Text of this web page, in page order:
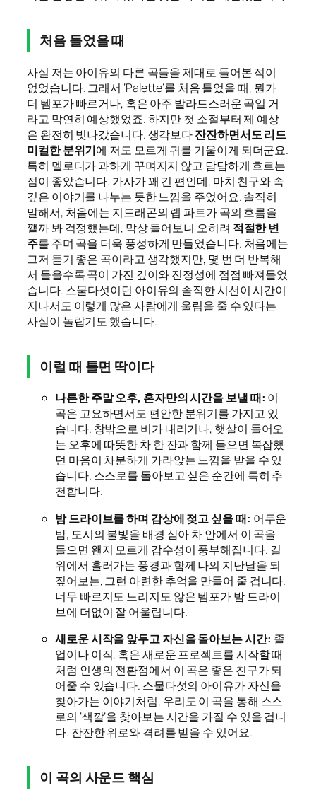
처음 들었을 때
사실 저는 아이유의 다른 곡들을 제대로 들어본 적이
없었습니다. 그래서 ‘Palette’를 처음 틀었을 때, 뭔가
더 템포가 빠르거나, 혹은 아주 발라드스러운 곡일 거
라고 막연히 예상했었죠. 하지만 첫 소절부터 제 예상
은 완전히 빗나갔습니다. 생각보다잔잔하면서도 리드
미컬한 분위기에 저도 모르게 귀를 기울이게 되더군요.
특히 멜로디가 과하게 꾸며지지 않고 담담하게 흐르는
점이 좋았습니다. 가사가 꽤 긴 편인데, 마치 친구와 속
깊은 이야기를 나누는 듯한 느낌을 주었어요. 솔직히
말해서, 처음에는 지드래곤의 랩 파트가 곡의 흐름을
깰까 봐 걱정했는데, 막상 들어보니 오히려 적절한 변
주를 주며 곡을 더욱 풍성하게 만들었습니다. 처음에는
그저 듣기 좋은 곡이라고 생각했지만, 몇 번 더 반복해
서 들을수록 곡이 가진 깊이와 진정성에 점점 빠져들었
습니다. 스물다섯이던 아이유의 솔직한 시선이 시간이
지나서도 이렇게 많은 사람에게 울림을 줄 수 있다는
사실이 놀랍기도 했습니다.
이럴 때 틀면 딱이다
나른한 주말 오후, 혼자만의 시간을 보낼 때: 이
곡은 고요하면서도 편안한 분위기를 가지고 있
습니다. 창밖으로 비가 내리거나, 햇살이 들어오
는 오후에 따뜻한 차 한 잔과 함께 들으면 복잡했
던 마음이 차분하게 가라앉는 느낌을 받을 수 있
습니다. 스스로를 돌아보고 싶은 순간에 특히 추
천합니다.
밤 드라이브를 하며 감상에 젖고 싶을 때: 어두운
밤, 도시의 불빛을 배경 삼아 차 안에서 이 곡을
들으면 왠지 모르게 감수성이 풍부해집니다. 길
위에서 흘러가는 풍경과 함께 나의 지난날을 되
짚어보는, 그런 아련한 추억을 만들어 줄 겁니다.
너무 빠르지도 느리지도 않은 템포가 밤 드라이
브에 더없이 잘 어울립니다.
새로운 시작을 앞두고 자신을 돌아보는 시간: 졸
업이나 이직, 혹은 새로운 프로젝트를 시작할 때
처럼 인생의 전환점에서 이 곡은 좋은 친구가 되
어줄 수 있습니다. 스물다섯의 아이유가 자신을
찾아가는 이야기처럼, 우리도 이 곡을 통해 스스
로의 ‘색깔’을 찾아보는 시간을 가질 수 있을 겁니
다. 잔잔한 위로와 격려를 받을 수 있어요.
이 곡의 사운드 핵심